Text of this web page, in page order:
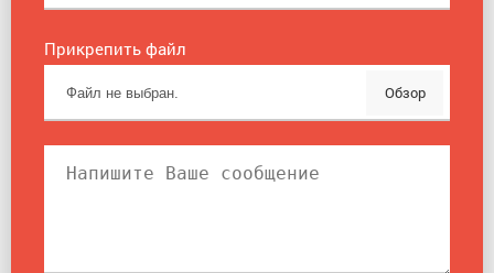
Прикрепить файл
Обзор